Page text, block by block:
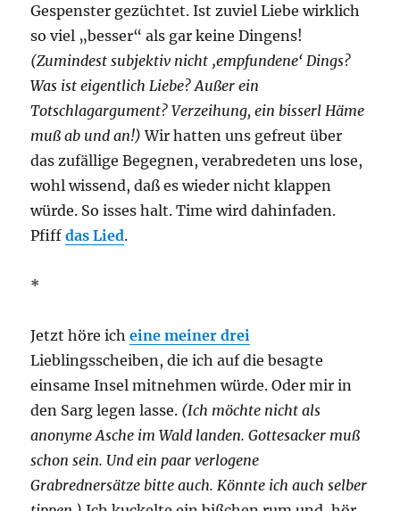
Gespenster gezüchtet. Ist zuviel Liebe wirklich
so viel „besser“ als gar keine Dingens!
(Zumindest subjektiv nicht ‚empfundene‘ Dings?
Was ist eigentlich Liebe? Außer ein
Totschlagargument? Verzeihung, ein bisserl Häme
muß ab und an!)Wir hatten uns gefreut über
das zufällige Begegnen, verabredeten uns lose,
wohl wissend, daß es wieder nicht klappen
würde. So isses halt. Time wird dahinfaden.
Pfiffdas Lied.
*
Jetzt höre icheine meiner drei
Lieblingsscheiben, die ich auf die besagte
einsame Insel mitnehmen würde. Oder mir in
den Sarg legen lasse. (Ich möchte nicht als
anonyme Asche im Wald landen. Gottesacker muß
schon sein. Und ein paar verlogene
Grabrednersätze bitte auch. Könnte ich auch selber